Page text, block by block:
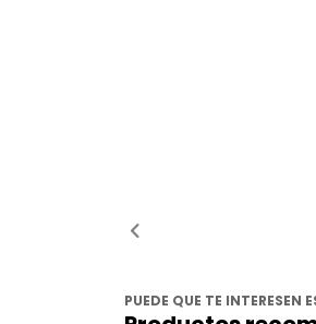
PUEDE QUE TE INTERESEN